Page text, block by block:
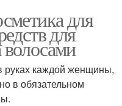
для
для
каждой женщины,
в обязательном